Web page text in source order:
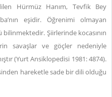
Hürmüz Hanım, Tevfik Bey
eşidir. Öğrenimi olmayan
bilinmektedir. Şiirlerinde kocasının
savaşlar ve göçler nedeniyle
(Yurt Ansiklopedisi 1981: 4874).
hareketle sade bir dili olduğu